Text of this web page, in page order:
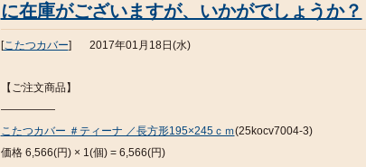
に在庫がございますが、いかがでしょうか？
[こたつカバー] 2017年01月18日(水)
【ご注文商品】
—————
こたつカバー ＃ティーナ ／長方形195×245ｃｍ(25kocv7004-3)
価格 6,566(円) × 1(個) = 6,566(円)